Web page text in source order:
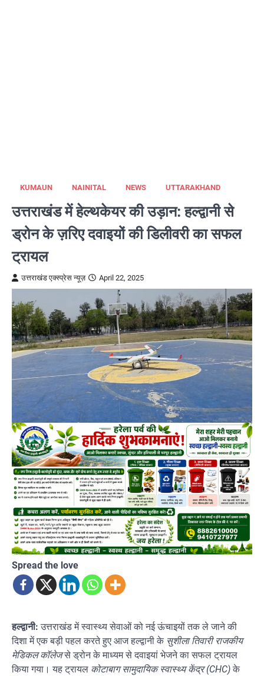
KUMAUN NAINITAL NEWS UTTARAKHAND
उत्तराखंड में हेल्थकेयर की उड़ान: हल्द्वानी से
ड्रोन के ज़रिए दवाइयों की डिलीवरी का सफल
ट्रायल
उत्तराखंड एक्स्प्रेस न्यूज़ April 22, 2025
Spread the love
हल्द्वानी: उत्तराखंड में स्वास्थ्य सेवाओं को नई ऊंचाइयों तक ले जाने की
दिशा में एक बड़ी पहल करते हुए आज हल्द्वानी के सुशीला तिवारी राजकीय
मेडिकल कॉलेजसे ड्रोन के माध्यम से दवाइयां भेजने का सफल ट्रायल
किया गया। यह ट्रायल कोटाबाग सामुदायिक स्वास्थ्य केंद्र (CHC)के